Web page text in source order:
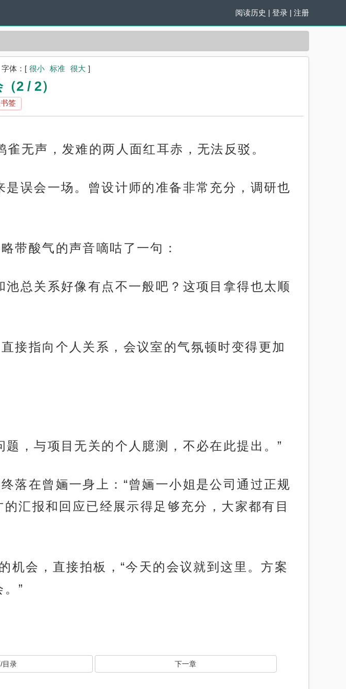
阅读历史 | 登录 | 注册
字体： [ 很小 标准 很大 ]
2 / 2）
签
无声，发难的两人面红耳赤，无法反驳。
误会一场。曾设计师的准备非常充分，调研也
带酸气的声音嘀咕了一句：
总关系好像有点不一般吧？这项目拿得也太顺
接指向个人关系，会议室的气氛顿时变得更加
，与项目无关的个人臆测，不必在此提出。”
落在曾婳一身上：“曾婳一小姐是公司通过正规
汇报和回应已经展示得足够充分，大家都有目
机会，直接拍板，“今天的会议就到这里。方案
”
目录 下一章